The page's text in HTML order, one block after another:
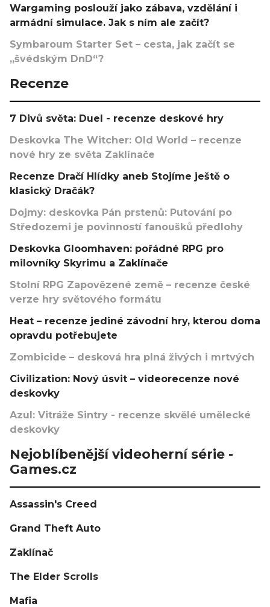
Wargaming poslouží jako zábava, vzdělání i
armádní simulace. Jak s ním ale začít?
Symbaroum Starter Set – cesta, jak začít se
„švédským DnD“?
Recenze
7 Divů světa: Duel - recenze deskové hry
Deskovka The Witcher: Old World – recenze
nové hry ze světa Zaklínače
Recenze Dračí Hlídky aneb Stojíme ještě o
klasický Dračák?
Dojmy: deskovka Pán prstenů: Putování po
Středozemi je povinností fanoušků předlohy
Deskovka Gloomhaven: pořádné RPG pro
milovníky Skyrimu a Zaklínače
Stolní RPG Zapovězené země – recenze české
verze hry světového formátu
Heat – recenze jediné závodní hry, kterou doma
opravdu potřebujete
Zombicide – desková hra plná živých i mrtvých
Civilization: Nový úsvit – videorecenze nové
deskovky
Azul: Vitráže Sintry - recenze skvělé umělecké
deskovky
Nejoblíbenější videoherní série -
Games.cz
Assassin's Creed
Grand Theft Auto
Zaklínač
The Elder Scrolls
Mafia